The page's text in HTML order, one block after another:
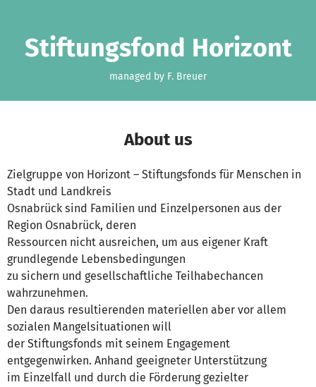
Stiftungsfond Horizont
managed by F. Breuer
About us
Zielgruppe von Horizont – Stiftungsfonds für Menschen in
Stadt und Landkreis
Osnabrück sind Familien und Einzelpersonen aus der
Region Osnabrück, deren
Ressourcen nicht ausreichen, um aus eigener Kraft
grundlegende Lebensbedingungen
zu sichern und gesellschaftliche Teilhabechancen
wahrzunehmen.
Den daraus resultierenden materiellen aber vor allem
sozialen Mangelsituationen will
der Stiftungsfonds mit seinem Engagement
entgegenwirken. Anhand geeigneter Unterstützung
im Einzelfall und durch die Förderung gezielter